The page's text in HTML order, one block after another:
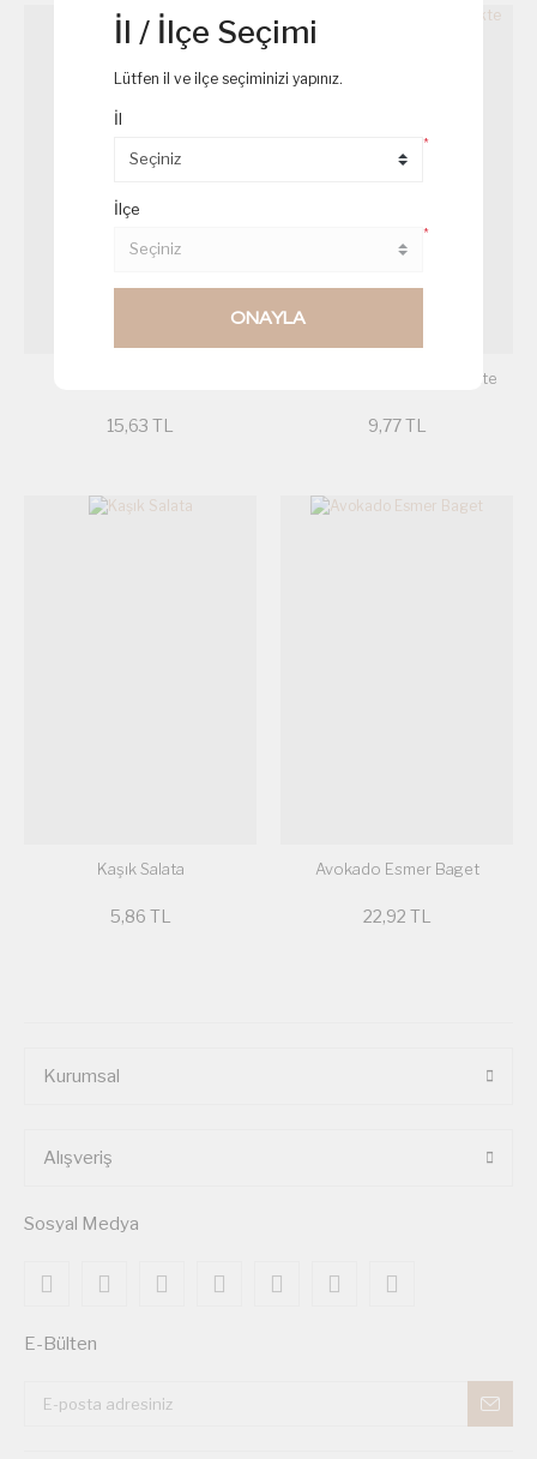
15,63 TL
Hindi Füme Esmer Ekmekte
9,77 TL
Kaşık Salata
5,86 TL
Avokado Esmer Baget
22,92 TL
Kurumsal
Alışveriş
Sosyal Medya
E-Bülten
İl / İlçe Seçimi
Lütfen il ve ilçe seçiminizi yapınız.
İl
*
İlçe
*
ONAYLA